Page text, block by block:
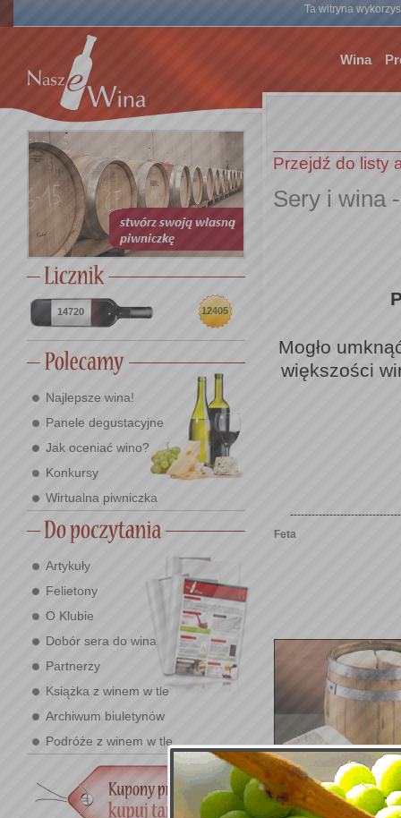
Ta witryna
Wina
14720 12405
Najlepsze wina!
Panele degustacyjne
Jak oceniać wino?
Konkursy
Wirtualna piwniczka
Artykuły
Felietony
O Klubie
Dobór sera do wina
Partnerzy
Książka z winem w tle
Archiwum biuletynów
Podróże z winem w tle
Przejdź do listy
Sery i wina
Mogło
większości
Feta